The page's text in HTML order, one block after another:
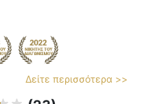
Δείτε περισσότερα >>